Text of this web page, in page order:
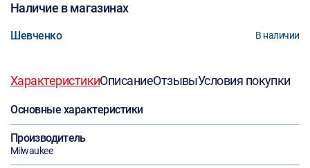
Наличие в магазинах
Шевченко В наличии
ХарактеристикиОписаниеОтзывыУсловия покупки
Основные характеристики
Производитель
Milwaukee